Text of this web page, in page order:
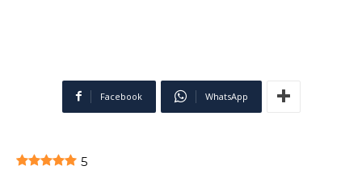
Facebook WhatsApp
5